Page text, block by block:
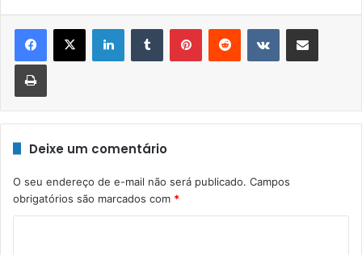
LinkedinTumblr PinterestReddit VK Compartilhar via e-mail
Imprimir
Deixe um comentário
O seu endereço de e-mail não será publicado. Campos
obrigatórios são marcados com *